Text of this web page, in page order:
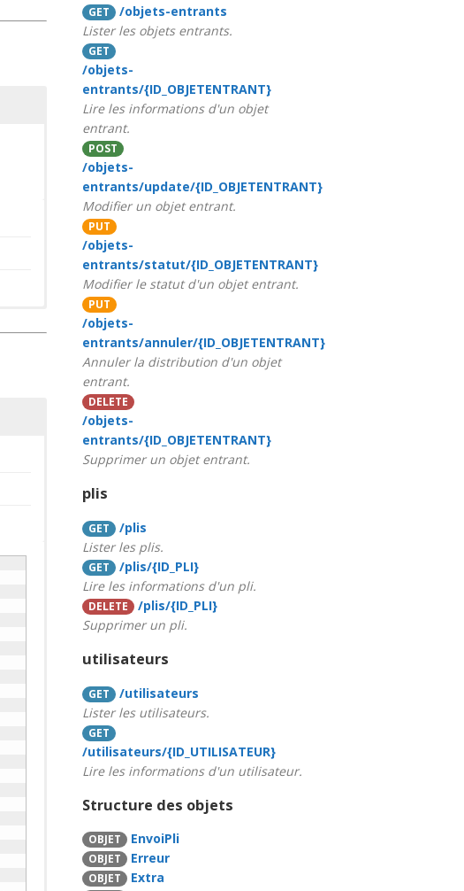
GET
/objets-entrants
Lister les objets entrants.
GET
/objets-
entrants/{ID_OBJETENTRANT}
Lire les informations d'un objet
entrant.
POST
/objets-
entrants/update/{ID_OBJETENTRANT}
Modifier un objet entrant.
PUT
/objets-
entrants/statut/{ID_OBJETENTRANT}
Modifier le statut d'un objet entrant.
PUT
/objets-
entrants/annuler/{ID_OBJETENTRANT}
Annuler la distribution d'un objet
entrant.
DELETE
/objets-
entrants/{ID_OBJETENTRANT}
Supprimer un objet entrant.
plis
GET
/plis
Lister les plis.
GET
/plis/{ID_PLI}
Lire les informations d'un pli.
DELETE
/plis/{ID_PLI}
Supprimer un pli.
utilisateurs
GET
/utilisateurs
Lister les utilisateurs.
GET
/utilisateurs/{ID_UTILISATEUR}
Lire les informations d'un utilisateur.
Structure des objets
OBJET EnvoiPli
OBJET Erreur
OBJET Extra